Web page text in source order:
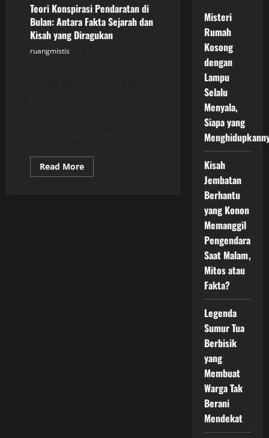
Teori Konspirasi Pendaratan di
Bulan: Antara Fakta Sejarah dan
Kisah yang Diragukan
ruangmistis
Read MoreRead
more
Misteri
Rumah
Kosong
dengan
Lampu
Selalu
Menyala,
Siapa yang
Kisah
Jembatan
Berhantu
yang Konon
Memanggil
Pengendara
Saat Malam,
Mitos atau
Fakta?
Legenda
Sumur Tua
Berbisik
yang
Membuat
Warga Tak
Berani
Mendekat